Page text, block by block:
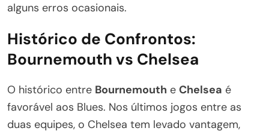
alguns erros ocasionais.
Histórico de Confrontos:
Bournemouth vs Chelsea
O histórico entre Bournemouth e Chelsea é
favorável aos Blues. Nos últimos jogos entre as
duas equipes, o Chelsea tem levado vantagem,